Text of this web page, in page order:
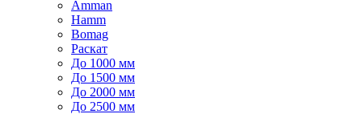
Amman
Hamm
Bomag
Раскат
До 1000 мм
До 1500 мм
До 2000 мм
До 2500 мм